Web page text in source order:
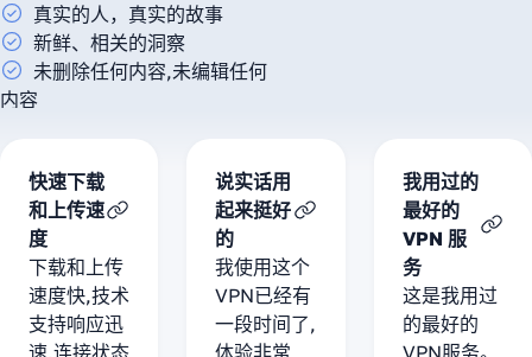
真实的人，真实的故事
新鲜、相关的洞察
未删除任何内容,未编辑任何
内容
快速下载
和上传速
度
下载和上传
速度快,技术
支持响应迅
速,连接状态
说实话用
起来挺好
的
我使用这个
VPN已经有
一段时间了,
体验非常
我用过的
最好的
VPN 服
务
这是我用过
的最好的
VPN服务。